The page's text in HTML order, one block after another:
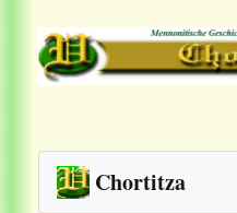
Chortitza